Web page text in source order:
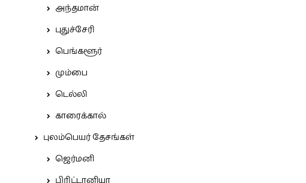
அந்தமான்
புதுச்சேரி
பெங்களூர்
மும்பை
டெல்லி
காரைக்கால்
புலம்பெயர் தேசங்கள்
ஜெர்மனி